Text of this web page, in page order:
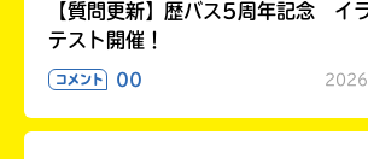
【質問更新】歴バス5周年記念 イ
テスト開催！
コメント 00 2026